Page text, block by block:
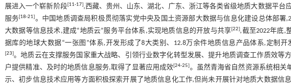
展进入一个崭新阶段[11-17],西藏、贵州、山东、湖北、广东、浙江等各类省级地质大数据平台
服务[18-21]。中国地质调查局积极贯彻落实党中央及国土资源部大数据与信息化建设总体部署
大数据等信息技术,建成“地质云”服务平台体系,实现地质信息的开放与共享[22],截至2022年底,
据库的地球大数据“一张图”体系,开发形成了8大类别、12.8万余件地质信息产品体系,定制
[23]。地质云在支撑服务国家重大战略、引领行业数字化转型发展、提升地质调查工作质效等
户提供精准、及时的地质信息服务,取得了显著应用成效[24-25]。虽然青海省自然资源系统相关
示、初步信息技术应用等方面积极探索开展了地质信息化工作,但尚未开展针对地质大数据信